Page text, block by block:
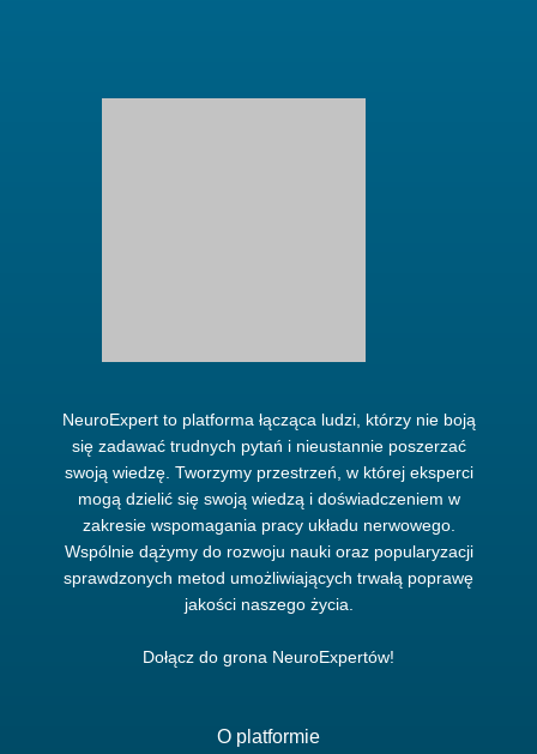
NeuroExpert to platforma łącząca ludzi, którzy nie boją
się zadawać trudnych pytań i nieustannie poszerzać
swoją wiedzę. Tworzymy przestrzeń, w której eksperci
mogą dzielić się swoją wiedzą i doświadczeniem w
zakresie wspomagania pracy układu nerwowego.
Wspólnie dążymy do rozwoju nauki oraz popularyzacji
sprawdzonych metod umożliwiających trwałą poprawę
jakości naszego życia.
Dołącz do grona NeuroExpertów!
O platformie